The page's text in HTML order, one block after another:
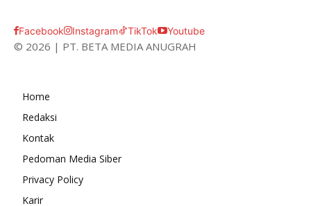
Facebook Instagram TikTok Youtube
© 2026 | PT. BETA MEDIA ANUGRAH
Home
Redaksi
Kontak
Pedoman Media Siber
Privacy Policy
Karir